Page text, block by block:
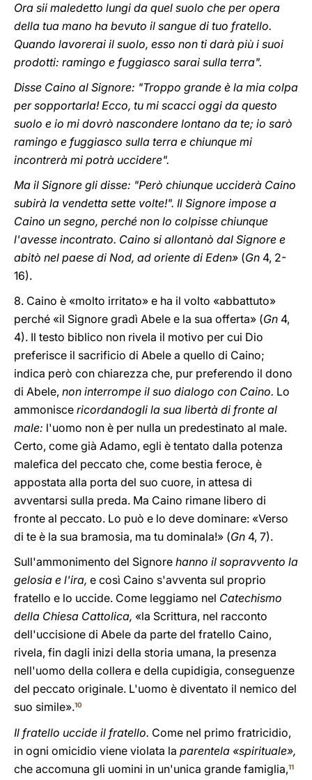
Ora sii maledetto lungi da quel suolo che per opera
della tua mano ha bevuto il sangue di tuo fratello.
Quando lavorerai il suolo, esso non ti darà più i suoi
prodotti: ramingo e fuggiasco sarai sulla terra".
Disse Caino al Signore: "Troppo grande è la mia colpa
per sopportarla! Ecco, tu mi scacci oggi da questo
suolo e io mi dovrò nascondere lontano da te; io sarò
ramingo e fuggiasco sulla terra e chiunque mi
incontrerà mi potrà uccidere".
Ma il Signore gli disse: "Però chiunque ucciderà Caino
subirà la vendetta sette volte!". Il Signore impose a
Caino un segno, perché non lo colpisse chiunque
l'avesse incontrato. Caino si allontanò dal Signore e
abitò nel paese di Nod, ad oriente di Eden» (Gn 4, 2-
16).
8. Caino è «molto irritato» e ha il volto «abbattuto»
perché «il Signore gradì Abele e la sua offerta» (Gn 4,
4). Il testo biblico non rivela il motivo per cui Dio
preferisce il sacrificio di Abele a quello di Caino;
indica però con chiarezza che, pur preferendo il dono
di Abele, non interrompe il suo dialogo con Caino. Lo
ammonisce ricordandogli la sua libertà di fronte al
male: l'uomo non è per nulla un predestinato al male.
Certo, come già Adamo, egli è tentato dalla potenza
malefica del peccato che, come bestia feroce, è
appostata alla porta del suo cuore, in attesa di
avventarsi sulla preda. Ma Caino rimane libero di
fronte al peccato. Lo può e lo deve dominare: «Verso
di te è la sua bramosia, ma tu dominala!» (Gn 4, 7).
Sull'ammonimento del Signore hanno il sopravvento la
gelosia e l'ira, e così Caino s'avventa sul proprio
fratello e lo uccide. Come leggiamo nel Catechismo
della Chiesa Cattolica, «la Scrittura, nel racconto
dell'uccisione di Abele da parte del fratello Caino,
rivela, fin dagli inizi della storia umana, la presenza
nell'uomo della collera e della cupidigia, conseguenze
del peccato originale. L'uomo è diventato il nemico del
suo simile».10
Il fratello uccide il fratello. Come nel primo fratricidio,
in ogni omicidio viene violata la parentela «spirituale»,
che accomuna gli uomini in un'unica grande famiglia,11